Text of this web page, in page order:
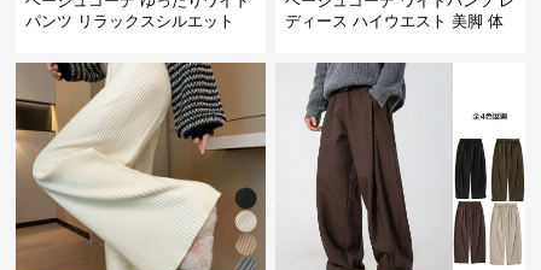
パンツ リラックスシルエット
ディース ハイウエスト 美脚 体